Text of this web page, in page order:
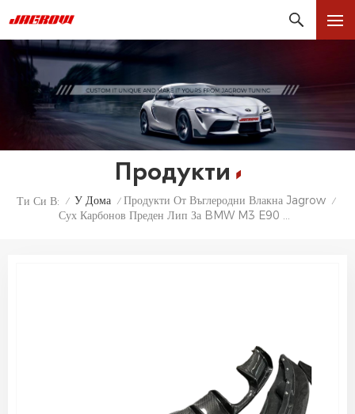
Продукти
Ти Си В: / У Дома / Продукти От Въглеродни Влакна Jagrow /